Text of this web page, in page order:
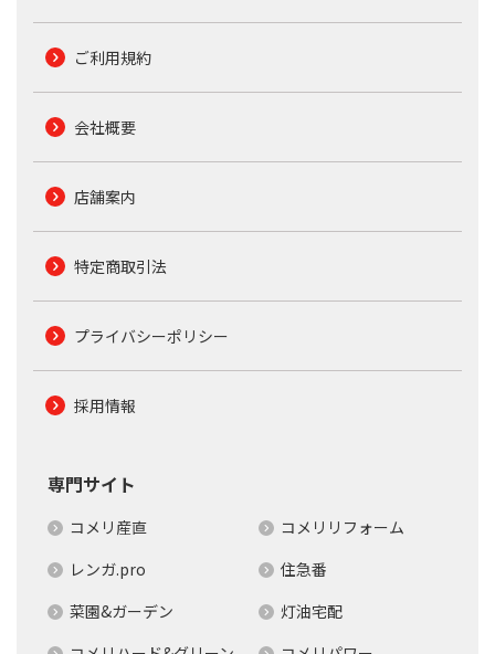
ご利用規約
会社概要
店舗案内
特定商取引法
プライバシーポリシー
採用情報
専門サイト
コメリ産直
コメリリフォーム
レンガ.pro
住急番
菜園&ガーデン
灯油宅配